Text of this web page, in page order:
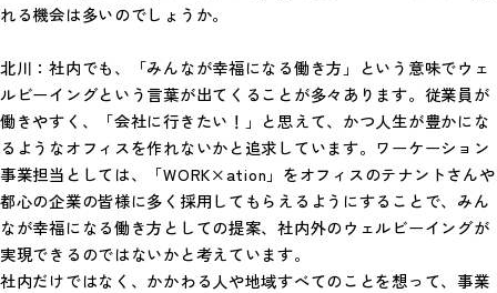
れる機会は多いのでしょうか。
北川：社内でも、「みんなが幸福になる働き方」という意味でウェ
ルビーイングという言葉が出てくることが多々あります。従業員が
働きやすく、「会社に行きたい！」と思えて、かつ人生が豊かにな
るようなオフィスを作れないかと追求しています。ワーケーション
事業担当としては、「WORK×ation」をオフィスのテナントさんや
都心の企業の皆様に多く採用してもらえるようにすることで、みん
なが幸福になる働き方としての提案、社内外のウェルビーイングが
実現できるのではないかと考えています。
社内だけではなく、かかわる人や地域すべてのことを想って、事業